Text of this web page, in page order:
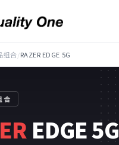
组合/RAZER EDGE 5G
合
EDGE 5G